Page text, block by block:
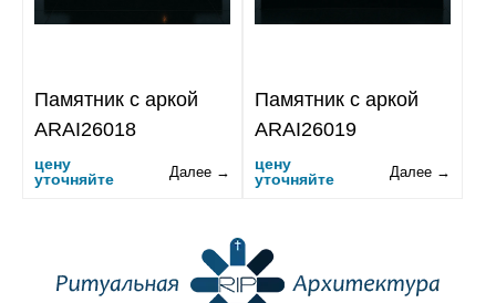
Памятник с аркой
ARAI26018
цену
уточняйте
Далее →
Памятник с аркой
ARAI26019
цену
уточняйте
Далее →